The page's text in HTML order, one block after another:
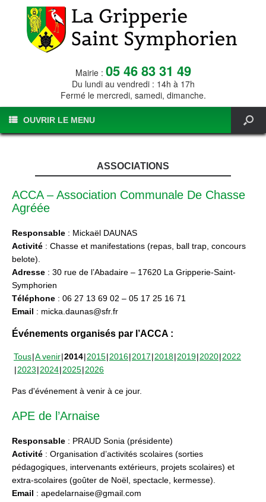
Mairie : 05 46 83 31 49
Du lundi au vendredi : 14h à 17h
Fermé le mercredi, samedi, dimanche.
OUVRIR LE MENU
ASSOCIATIONS
ACCA – Association Communale De Chasse
Agréée
Responsable : Mickaël DAUNAS
Activité : Chasse et manifestations (repas, ball trap, concours
belote).
Adresse : 30 rue de l’Abadaire – 17620 La Gripperie-Saint-
Symphorien
Téléphone : 06 27 13 69 02 – 05 17 25 16 71
Email : micka.daunas@sfr.fr
Événements organisés par l’ACCA :
Tous A venir 2014 2015 2016 2017 2018 2019 2020 2022
2023 2024 2025 2026
Pas d'événement à venir à ce jour.
APE de l’Arnaise
Responsable : PRAUD Sonia (présidente)
Activité : Organisation d’activités scolaires (sorties
pédagogiques, intervenants extérieurs, projets scolaires) et
extra-scolaires (goûter de Noël, spectacle, kermesse).
Email : apedelarnaise@gmail.com